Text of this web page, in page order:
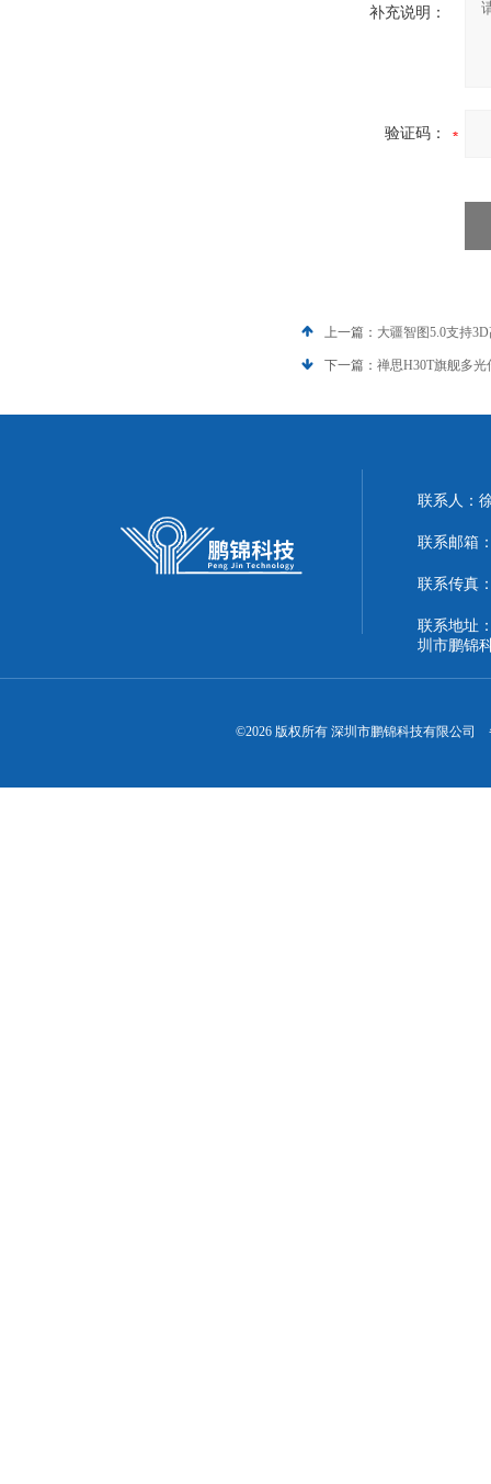
补充说明：
验证码：
上一篇： 大疆智图5.0支持
下一篇： 禅思H30T旗舰多
联系人：
联系邮箱
联系传真
联系地址
圳市鹏锦
©2026 版权所有 深圳市鹏锦科技有限公司